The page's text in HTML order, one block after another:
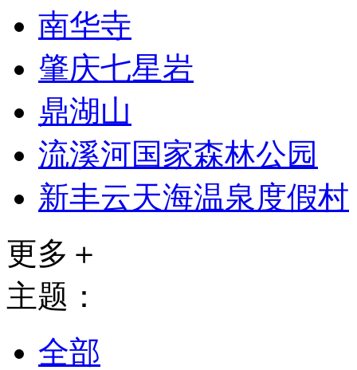
南华寺
肇庆七星岩
鼎湖山
流溪河国家森林公园
新丰云天海温泉度假村
更多＋
主题：
全部